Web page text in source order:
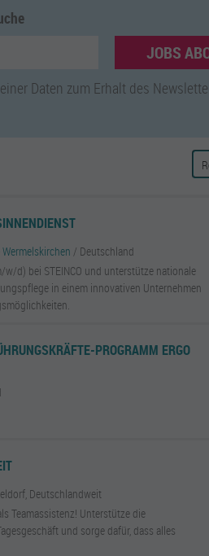
JOBS
Daten zum Erhalt des
/ Deutschland
d) bei STEINCO und unterstütze nationale
in einem innovativen Unternehmen
PROGRAMM ERGO
Deutschlandweit
Teamassistenz! Unterstütze die
und sorge dafür, dass alles